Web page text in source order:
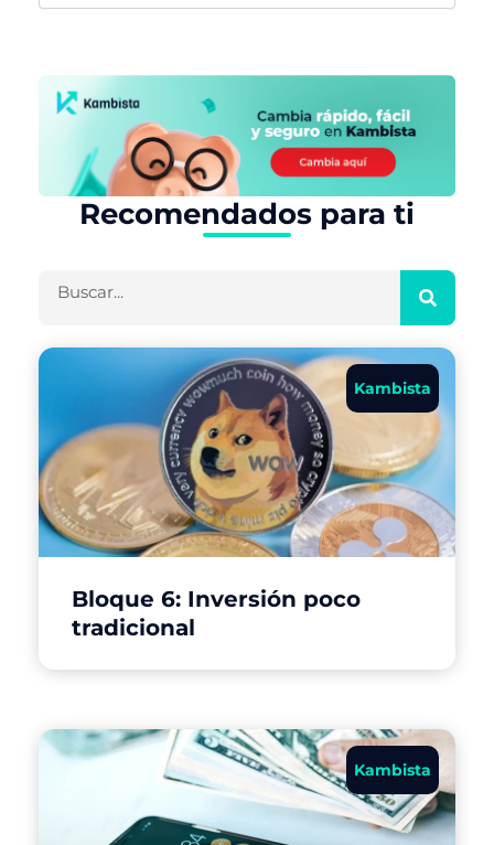
Recomendados para ti
Kambista
Bloque 6: Inversión poco
tradicional
Kambista